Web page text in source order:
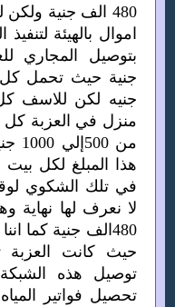
480 الف جنية
اموال بالهيئة
جنية حيث تحمل
جنيه لكن للاسف
هذا المبلغ لكل
في تلك الشكوي
لا نعرف لها نهاية
480الف جنية كما
حيث كانت
توصيل هذه الشبكة
تحصيل فواتير